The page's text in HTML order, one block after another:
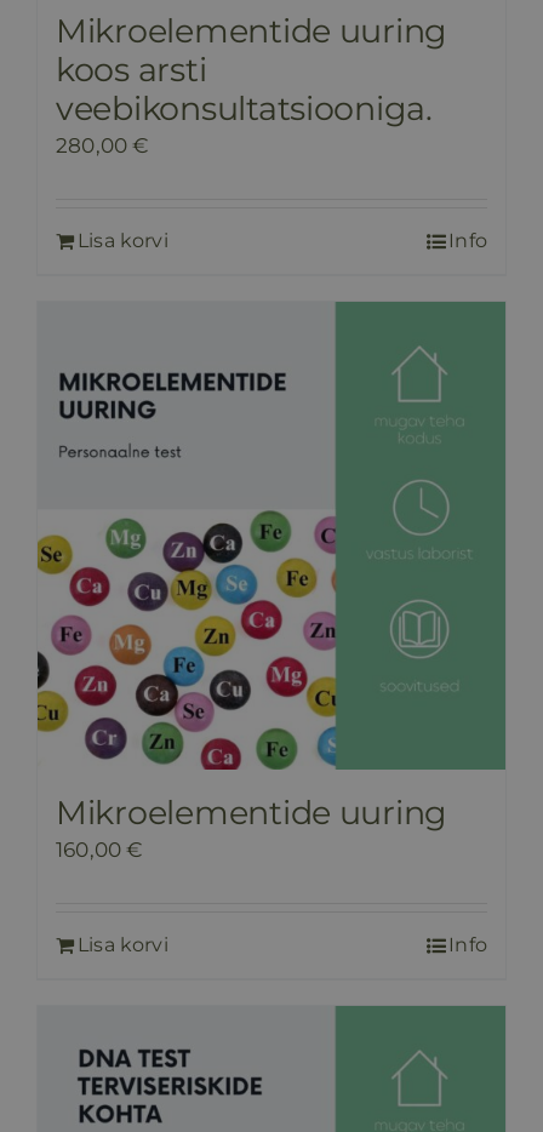
Mikroelementide uuring
koos arsti
veebikonsultatsiooniga.
280,00€
Lisa korvi Info
Mikroelementide uuring
160,00€
Lisa korvi Info